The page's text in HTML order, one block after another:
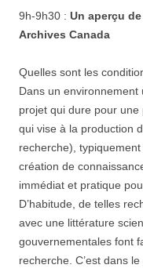
9h-9h30 : Un aperçu
Archives Canada
Quelles sont les
Dans un
projet qui dure pour
qui vise à la production
recherche),
création de
immédiat et pratique
D’habitude, de telles
avec une littérature
gouvernementales font
recherche. C’est dans